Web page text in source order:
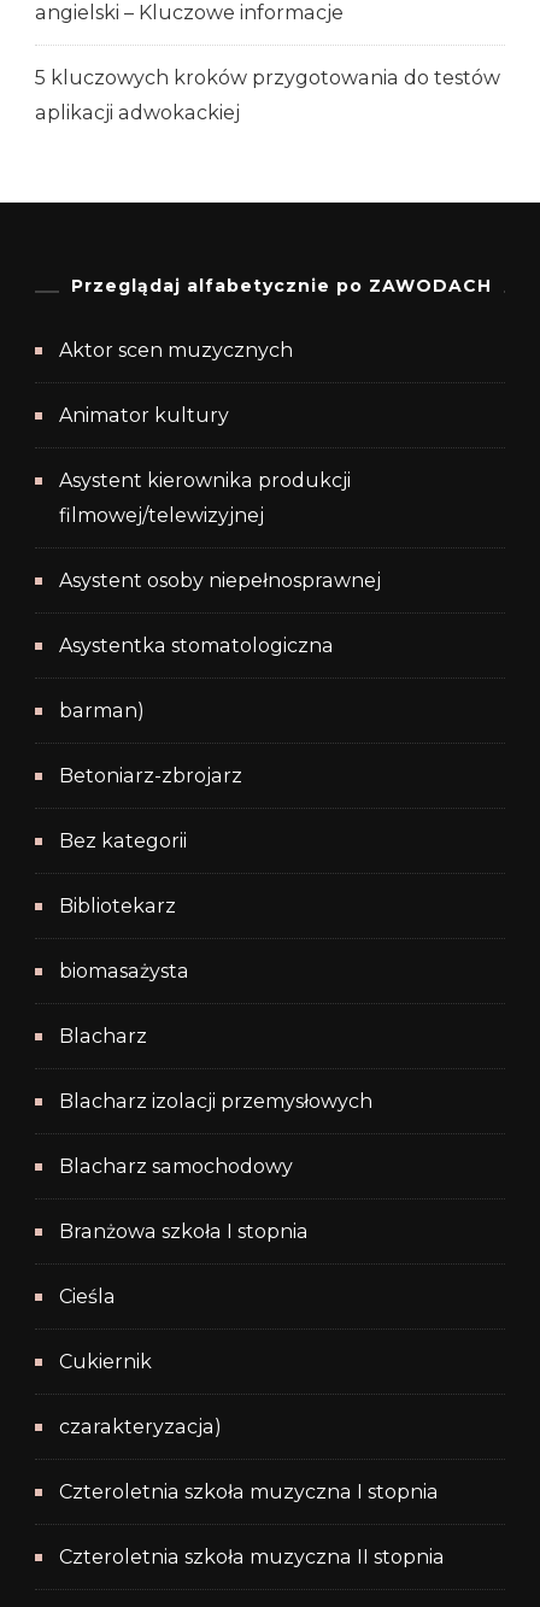
angielski – Kluczowe informacje
5 kluczowych kroków przygotowania do testów
aplikacji adwokackiej
Przeglądaj alfabetycznie po ZAWODACH
Aktor scen muzycznych
Animator kultury
Asystent kierownika produkcji
filmowej/telewizyjnej
Asystent osoby niepełnosprawnej
Asystentka stomatologiczna
barman)
Betoniarz-zbrojarz
Bez kategorii
Bibliotekarz
biomasażysta
Blacharz
Blacharz izolacji przemysłowych
Blacharz samochodowy
Branżowa szkoła I stopnia
Cieśla
Cukiernik
czarakteryzacja)
Czteroletnia szkoła muzyczna I stopnia
Czteroletnia szkoła muzyczna II stopnia